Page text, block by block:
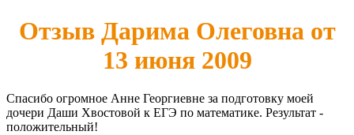
Отзыв Дарима Олеговна от
13 июня 2009
Спасибо огромное Анне Георгиевне за подготовку моей
дочери Даши Хвостовой к ЕГЭ по математике. Результат -
положительный!